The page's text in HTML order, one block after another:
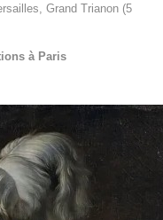
Grand Trianon (5
à Paris